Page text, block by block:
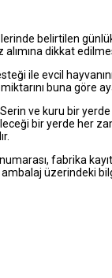
belirtilen
dikkat
ile evcil
buna göre
ve kuru bir yerde
bir yerde her
fabrika
üzerindeki